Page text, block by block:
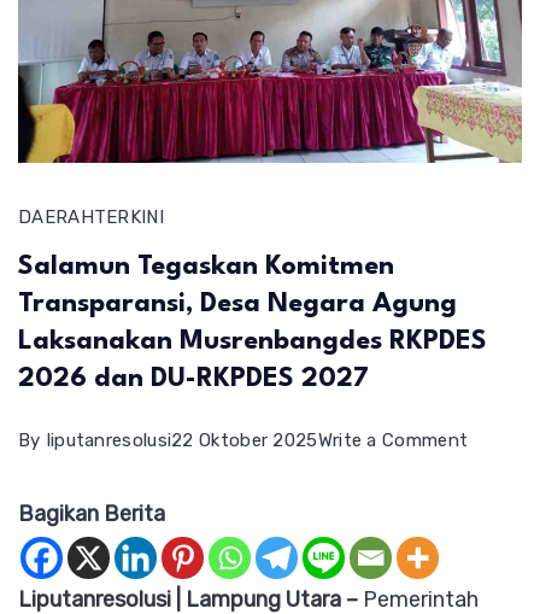
DAERAHTERKINI
Salamun Tegaskan Komitmen
Transparansi, Desa Negara Agung
Laksanakan Musrenbangdes RKPDES
2026 dan DU-RKPDES 2027
By liputanresolusi22 Oktober 2025Write a Comment
Bagikan Berita
Liputanresolusi | Lampung Utara – Pemerintah